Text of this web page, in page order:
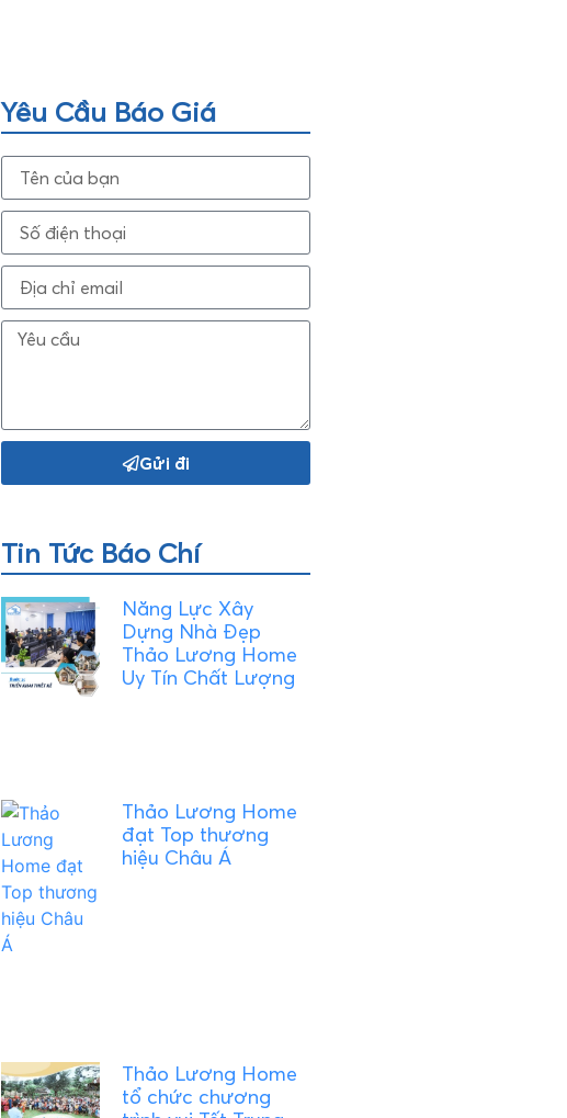
Yêu Cầu Báo Giá
Gửi đi
Tin Tức Báo Chí
Năng Lực Xây
Dựng Nhà Đẹp
Thảo Lương Home
Uy Tín Chất Lượng
Thảo Lương Home
đạt Top thương
hiệu Châu Á
Thảo Lương Home
tổ chức chương